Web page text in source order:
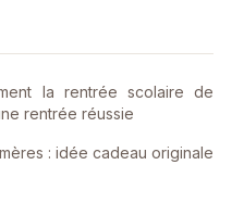
la rentrée scolaire de
rentrée réussie
: idée cadeau originale